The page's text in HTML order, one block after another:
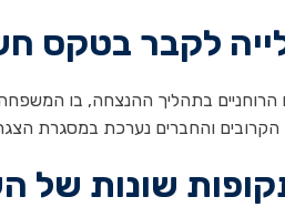
לקבר בטקס
בתהליך ההנצחה, בו
הקרובים והחברים נערכת במסגרת
שונות של